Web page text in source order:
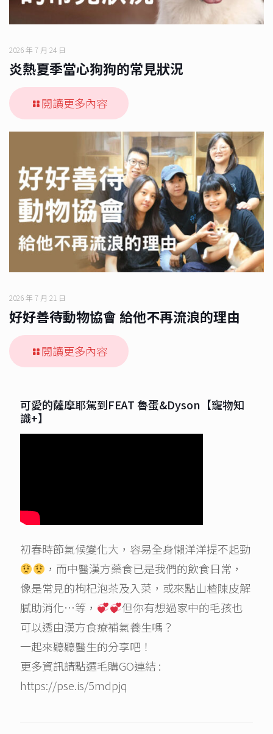
2026 年 7 月 24 日
炎熱夏季當心狗狗的常見狀況
閱讀更多內容
2026 年 7 月 21 日
好好善待動物協會 給他不再流浪的理由
閱讀更多內容
可愛的薩摩耶駕到FEAT 魯蛋&Dyson【寵物知
識+】
初春時節氣候變化大，容易全身懶洋洋提不起勁
，而中醫漢方藥食已是我們的飲食日常，
像是常見的枸杞泡茶及入菜，或來點山楂陳皮解
膩助消化…等，
但你有想過家中的毛孩也
可以透由漢方食療補氣養生嗎？
一起來聽聽醫生的分享吧！
更多資訊請點選毛購GO連結 :
https://pse.is/5mdpjq